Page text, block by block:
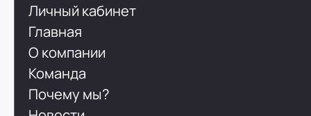
Личный кабинет
Главная
О компании
Команда
Почему мы?